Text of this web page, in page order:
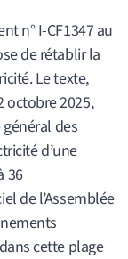
n° I-CF1347 au
de rétablir la
Le texte,
octobre 2025,
des
d’une
36
de l’Assemblée
cette plage